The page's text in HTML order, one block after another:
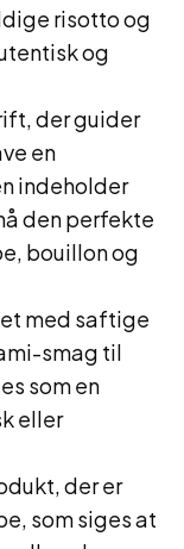
risotto og
og
der guider
en
indeholder
den perfekte
bouillon og
med saftige
smag til
som en
eller
der er
som siges at